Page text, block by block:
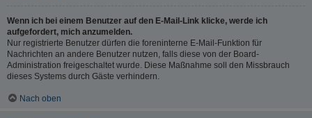
Wenn ich bei einem Benutzer auf den E-Mail-Link klicke, werde ich
aufgefordert, mich anzumelden.
Nur registrierte Benutzer dürfen die foreninterne E-Mail-Funktion für
Nachrichten an andere Benutzer nutzen, falls diese von der Board-
Administration freigeschaltet wurde. Diese Maßnahme soll den Missbrauch
dieses Systems durch Gäste verhindern.
Nach oben